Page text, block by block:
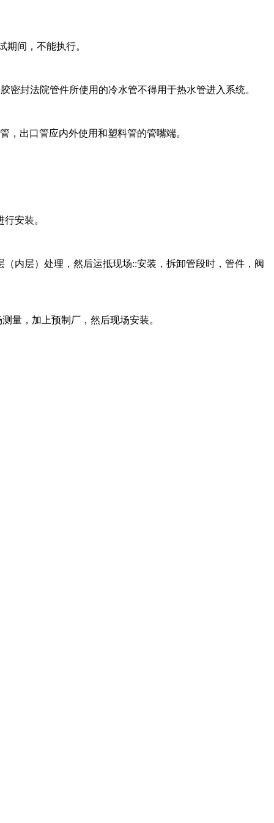
间，不能执行。
封法院管件所使用的冷水管不得用于热水管进入系统。
出口管应内外使用和塑料管的管嘴端。
安装。
内层）处理，然后运抵现场::安装，拆卸管段时，管件，阀
量，加上预制厂，然后现场安装。